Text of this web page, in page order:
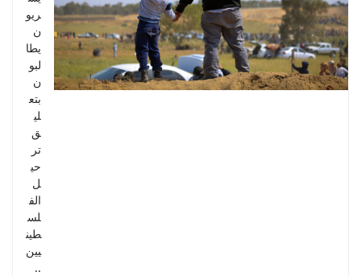
ريو
ن
يطا
لبو
ن
بتع
لي
ق
تر
حي
ل
الف
لس
طين
يين
..